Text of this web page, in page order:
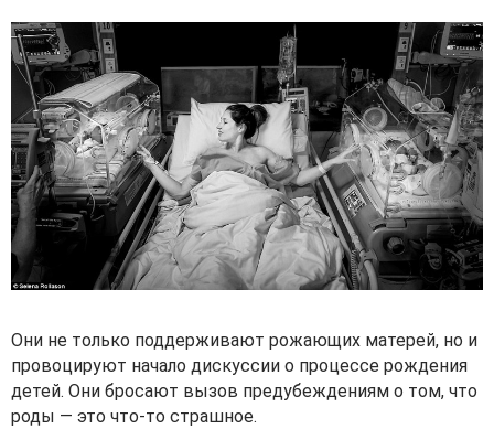
Они не только поддерживают рожающих матерей, но и
провоцируют начало дискуссии о процессе рождения
детей. Они бросают вызов предубеждениям о том, что
роды — это что-то страшное.